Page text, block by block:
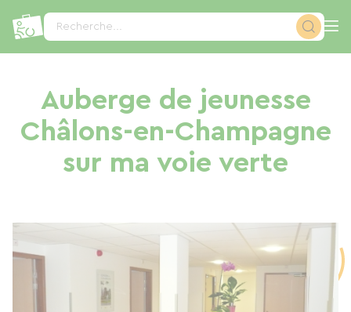
Recherche...
Auberge de jeunesse
Châlons-en-Champagne
sur ma voie verte
Panneau de gestion des cookies